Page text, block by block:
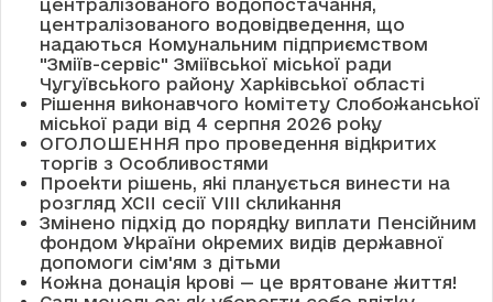
централізованого водопостачання,
централізованого водовідведення, що
надаються Комунальним підприємством
"Зміїв-сервіс" Зміївської міської ради
Чугуївського району Харківської області
Рішення виконавчого комітету Слобожанської
міської ради від 4 серпня 2026 року
ОГОЛОШЕННЯ про проведення відкритих
торгів з Особливостями
Проекти рішень, які планується винести на
розгляд XCII сесії VІІІ скликання
Змінено підхід до порядку виплати Пенсійним
фондом України окремих видів державної
допомоги сім'ям з дітьми
Кожна донація крові — це врятоване життя!